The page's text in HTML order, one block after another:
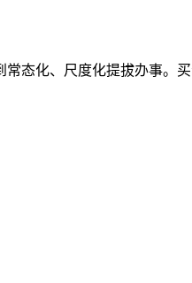
态化、尺度化提拔办事。